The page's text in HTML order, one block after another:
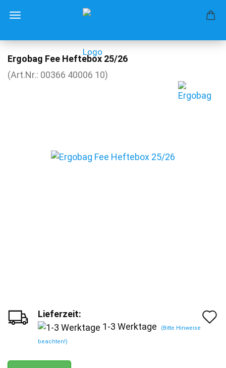
Ergobag Fee Heftebox 25/26
(Art.Nr.: 00366 40006 10)
Lieferzeit:
1-3 Werktage
(Bitte Hinweise
beachten!)